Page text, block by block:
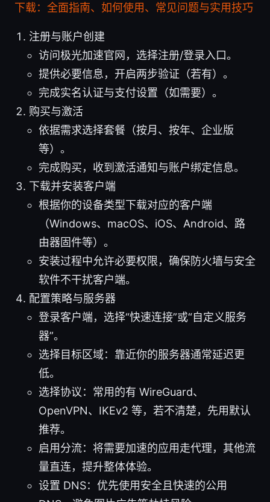
下载：全面指南、如何使用、常见问题与实用技巧
注册与账户创建
访问极光加速官网，选择注册/登录入口。
提供必要信息，开启两步验证（若有）。
完成实名认证与支付设置（如需要）。
购买与激活
依据需求选择套餐（按月、按年、企业版
等）。
完成购买，收到激活通知与账户绑定信息。
下载并安装客户端
根据你的设备类型下载对应的客户端
（Windows、macOS、iOS、Android、路
由器固件等）。
安装过程中允许必要权限，确保防火墙与安全
软件不干扰客户端。
配置策略与服务器
登录客户端，选择“快速连接”或“自定义服务
器”。
选择目标区域：靠近你的服务器通常延迟更
低。
选择协议：常用的有 WireGuard、
OpenVPN、IKEv2 等，若不清楚，先用默认
推荐。
启用分流：将需要加速的应用走代理，其他流
量直连，提升整体体验。
设置 DNS：优先使用安全且快速的公用